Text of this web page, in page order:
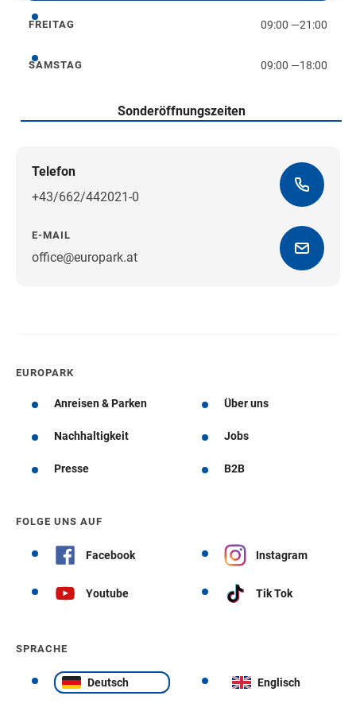
Freitag
FREITAG 09:00 —21:00
Samstag
SAMSTAG 09:00 —18:00
Sonderöffnungszeiten
Telefon
+43/662/442021-0
E-MAIL
office@europark.atWegbeschreibung erhalten
EUROPARK
Anreisen & Parken Über uns
Nachhaltigkeit Jobs
Presse B2B
FOLGE UNS AUF
Facebook Instagram
Youtube Tik Tok
SPRACHE
Deutsch Englisch